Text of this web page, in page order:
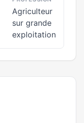
Agriculteur
sur grande
exploitation